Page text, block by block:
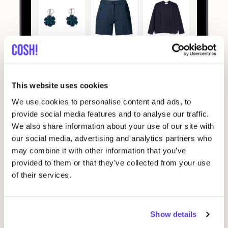
This website uses cookies
We use cookies to personalise content and ads, to
provide social media features and to analyse our traffic.
We also share information about your use of our site with
our social media, advertising and analytics partners who
may combine it with other information that you’ve
provided to them or that they’ve collected from your use
of their services.
Show details
Download voor Apple